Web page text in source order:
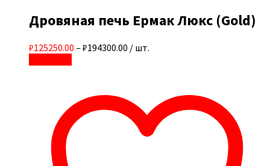
Дровяная печь Ермак Люкс (Gold)
₽125250.00 – ₽194300.00 / шт.